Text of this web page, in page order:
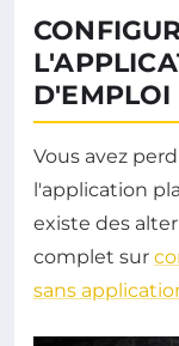
D'EMPLOI
Vous avez
l'application
existe des
complet sur
sans